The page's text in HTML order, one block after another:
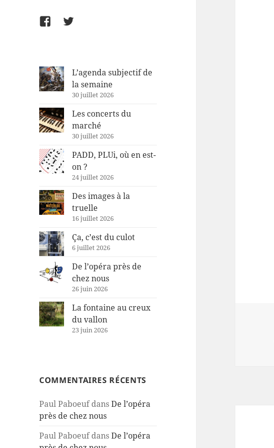
FacebookTwitter
L’agenda subjectif de
la semaine
30 juillet 2026
Les concerts du
marché
30 juillet 2026
PADD, PLUi, où en est-
on ?
24 juillet 2026
Des images à la
truelle
16 juillet 2026
Ça, c’est du culot
6 juillet 2026
De l’opéra près de
chez nous
26 juin 2026
La fontaine au creux
du vallon
23 juin 2026
COMMENTAIRES RÉCENTS
Paul PaboeufdansDe l’opéra
près de chez nous
Paul PaboeufdansDe l’opéra